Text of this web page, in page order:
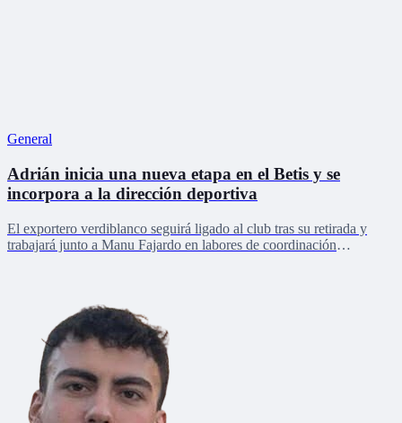
General
Adrián inicia una nueva etapa en el Betis y se
incorpora a la dirección deportiva
El exportero verdiblanco seguirá ligado al club tras su retirada y
trabajará junto a Manu Fajardo en labores de coordinación